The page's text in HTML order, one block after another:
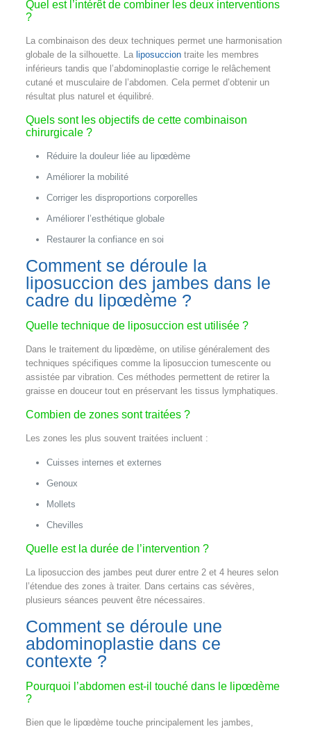
Quel est l’intérêt de combiner les deux interventions
?
La combinaison des deux techniques permet une harmonisation
globale de la silhouette. La liposucciontraite les membres
inférieurs tandis que l’abdominoplastie corrige le relâchement
cutané et musculaire de l’abdomen. Cela permet d’obtenir un
résultat plus naturel et équilibré.
Quels sont les objectifs de cette combinaison
chirurgicale ?
Réduire la douleur liée au lipœdème
Améliorer la mobilité
Corriger les disproportions corporelles
Améliorer l’esthétique globale
Restaurer la confiance en soi
Comment se déroule la
liposuccion des jambes dans le
cadre du lipœdème ?
Quelle technique de liposuccion est utilisée ?
Dans le traitement du lipœdème, on utilise généralement des
techniques spécifiques comme la liposuccion tumescente ou
assistée par vibration. Ces méthodes permettent de retirer la
graisse en douceur tout en préservant les tissus lymphatiques.
Combien de zones sont traitées ?
Les zones les plus souvent traitées incluent :
Cuisses internes et externes
Genoux
Mollets
Chevilles
Quelle est la durée de l’intervention ?
La liposuccion des jambes peut durer entre 2 et 4 heures selon
l’étendue des zones à traiter. Dans certains cas sévères,
plusieurs séances peuvent être nécessaires.
Comment se déroule une
abdominoplastie dans ce
contexte ?
Pourquoi l’abdomen est-il touché dans le lipœdème
?
Bien que le lipœdème touche principalement les jambes,